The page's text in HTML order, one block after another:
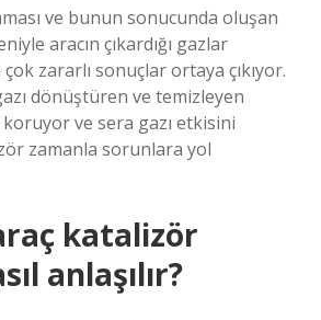
ve bunun sonucunda oluşan
aracın çıkardığı gazlar
zararlı sonuçlar ortaya çıkıyor.
dönüştüren ve temizleyen
ve sera gazı etkisini
zamanla sorunlara yol
katalizör
anlaşılır?